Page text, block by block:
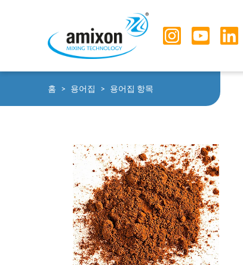
You are here:
홈 용어집 용어집 항목